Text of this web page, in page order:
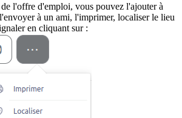
l'offre d'emploi, vous pouvez l'ajouter à
à un ami, l'imprimer, localiser le lieu
en cliquant sur :